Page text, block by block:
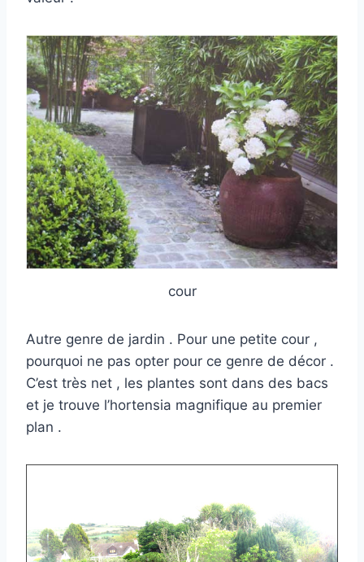
cour
Autre genre de jardin . Pour une petite cour ,
pourquoi ne pas opter pour ce genre de décor .
C’est très net , les plantes sont dans des bacs
et je trouve l’hortensia magnifique au premier
plan .